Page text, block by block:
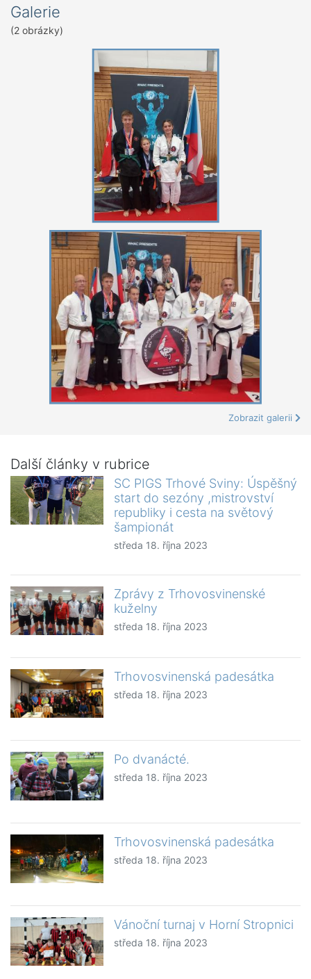
Galerie
(2 obrázky)
Zobrazit galerii
Další články v rubrice
SC PIGS Trhové Sviny: Úspěšný
start do sezóny ,mistrovství
republiky i cesta na světový
šampionát
středa 18. října 2023
Zprávy z Trhovosvinenské
kuželny
středa 18. října 2023
Trhovosvinenská padesátka
středa 18. října 2023
Po dvanácté.
středa 18. října 2023
Trhovosvinenská padesátka
středa 18. října 2023
Vánoční turnaj v Horní Stropnici
středa 18. října 2023